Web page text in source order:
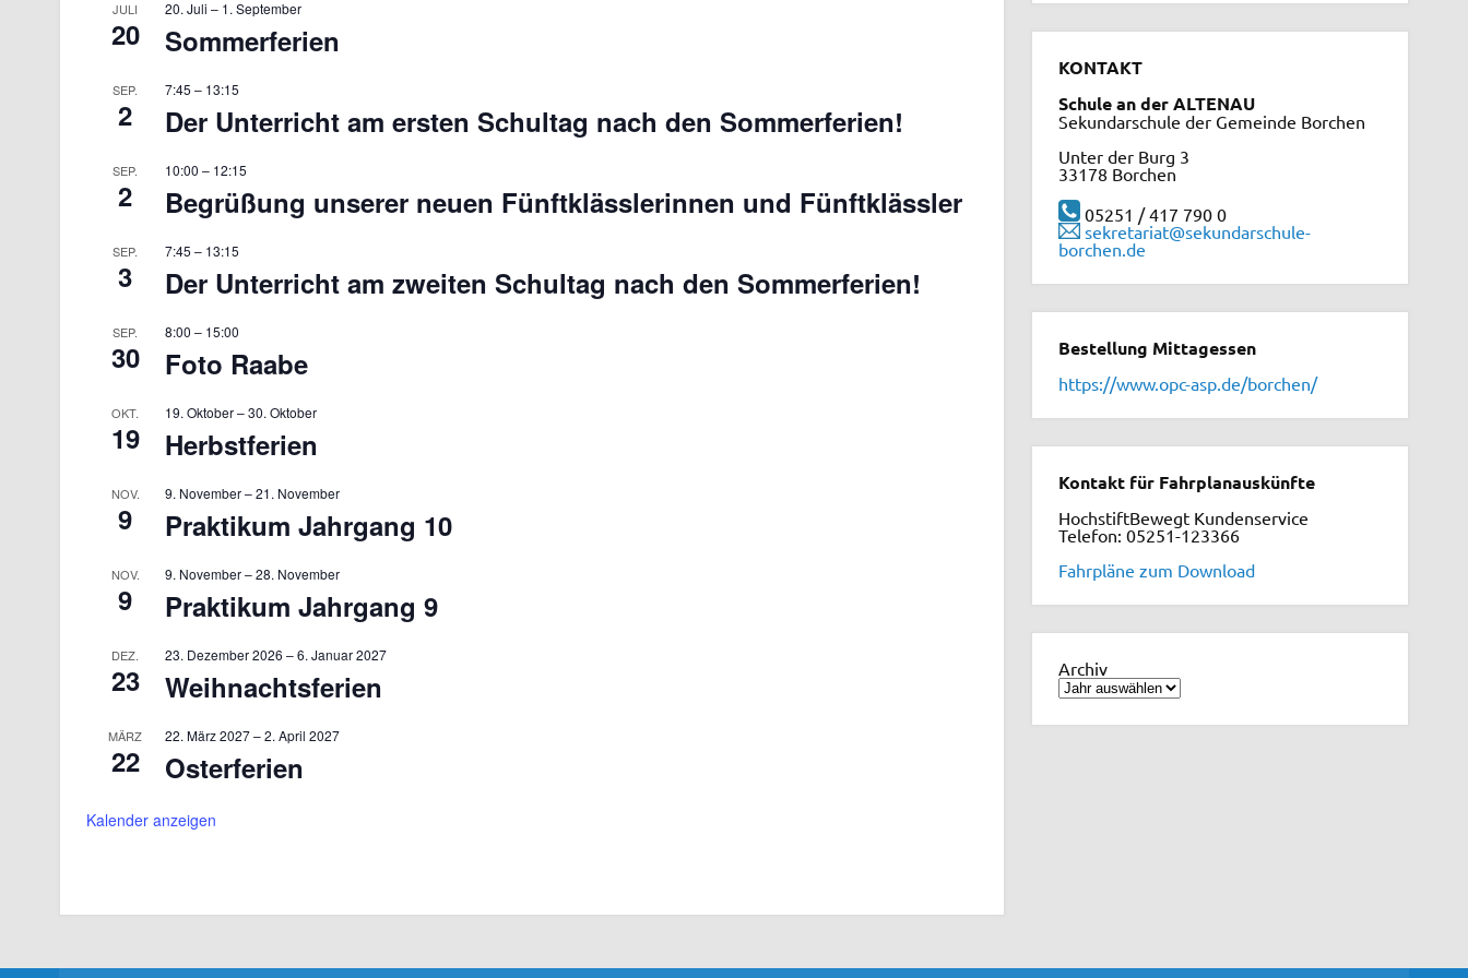
JULI
20
20. Juli – 1. September
Sommerferien
SEP.
2
7:45 – 13:15
Der Unterricht am ersten Schultag nach den Sommerferien!
SEP.
2
10:00 – 12:15
Begrüßung unserer neuen Fünftklässlerinnen und Fünftklässler
SEP.
3
7:45 – 13:15
Der Unterricht am zweiten Schultag nach den Sommerferien!
SEP.
30
8:00 – 15:00
Foto Raabe
OKT.
19
19. Oktober–30. Oktober
Herbstferien
NOV.
9
9. November–21. November
Praktikum Jahrgang 10
NOV.
9
9. November–28. November
Praktikum Jahrgang 9
DEZ.
23
23. Dezember 2026 –6. Januar 2027
Weihnachtsferien
MÄRZ
22
22. März 2027–2. April 2027
Osterferien
Kalender anzeigen
KONTAKT
Schule an der ALTENAU
Sekundarschule der Gemeinde Borchen
Unter der Burg 3
33178 Borchen
05251 / 417 790 0
sekretariat@sekundarschule-
borchen.de
Bestellung Mittagessen
https://www.opc-asp.de/borchen/
Kontakt für Fahrplanauskünfte
HochstiftBewegt Kundenservice
Telefon: 05251-123366
Fahrpläne zum Download
Archiv